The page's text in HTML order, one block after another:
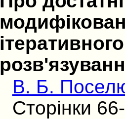
В. Б.
Сторінки